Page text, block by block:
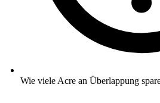
Wie viele Acre an Überlappung